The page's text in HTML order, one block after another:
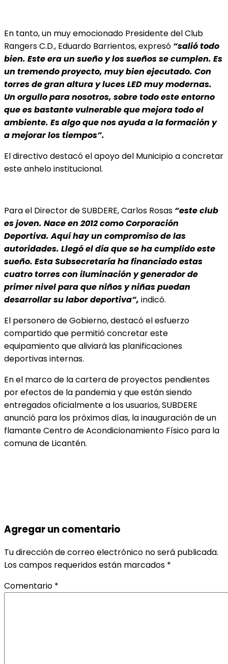
En tanto, un muy emocionado Presidente del Club
Rangers C.D., Eduardo Barrientos, expresó “salió todo
bien. Este era un sueño y los sueños se cumplen. Es
un tremendo proyecto, muy bien ejecutado. Con
torres de gran altura y luces LED muy modernas.
Un orgullo para nosotros, sobre todo este entorno
que es bastante vulnerable que mejora todo el
ambiente. Es algo que nos ayuda a la formación y
a mejorar los tiempos”.
El directivo destacó el apoyo del Municipio a concretar
este anhelo institucional.
Para el Director de SUBDERE, Carlos Rosas “este club
es joven. Nace en 2012 como Corporación
Deportiva. Aquí hay un compromiso de las
autoridades. Llegó el día que se ha cumplido este
sueño. Esta Subsecretaría ha financiado estas
cuatro torres con iluminación y generador de
primer nivel para que niños y niñas puedan
desarrollar su labor deportiva”, indicó.
El personero de Gobierno, destacó el esfuerzo
compartido que permitió concretar este
equipamiento que aliviará las planificaciones
deportivas internas.
En el marco de la cartera de proyectos pendientes
por efectos de la pandemia y que están siendo
entregados oficialmente a los usuarios, SUBDERE
anunció para los próximos días, la inauguración de un
flamante Centro de Acondicionamiento Físico para la
comuna de Licantén.
Agregar un comentario
Tu dirección de correo electrónico no será publicada.
Los campos requeridos están marcados *
Comentario *